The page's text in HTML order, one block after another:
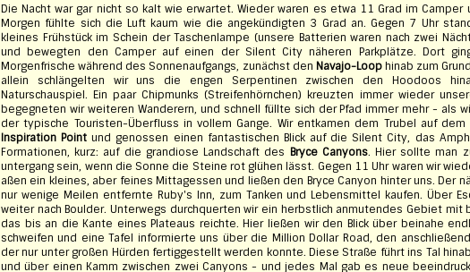
Die Nacht war gar nicht so kalt wie erwartet. Wieder waren es etwa 11 Grad im Camper
Morgen fühlte sich die Luft kaum wie die angekündigten 3 Grad an. Gegen 7 Uhr
kleines Frühstück im Schein der Taschenlampe (unsere Batterien waren nach zwei
und bewegten den Camper auf einen der Silent City näheren Parkplätze. Dort
Morgenfrische während des Sonnenaufgangs, zunächst den Navajo-Loophinab zum
allein schlängelten wir uns die engen Serpentinen zwischen den Hoodoos
Naturschauspiel. Ein paar Chipmunks (Streifenhörnchen) kreuzten immer wieder
begegneten wir weiteren Wanderern, und schnell füllte sich der Pfad immer mehr - als
der typische Touristen-Überfluss in vollem Gange. Wir entkamen dem Trubel auf dem
Inspiration Point und genossen einen fantastischen Blick auf die Silent City, das
Formationen, kurz: auf die grandiose Landschaft des Bryce Canyons. Hier sollte man
untergang sein, wenn die Sonne die Steine rot glühen lässt. Gegen 11 Uhr waren wir
aßen ein kleines, aber feines Mittagessen und ließen den Bryce Canyon hinter uns. Der
nur wenige Meilen entfernte Ruby's Inn, zum Tanken und Lebensmittel kaufen. Über
weiter nach Boulder. Unterwegs durchquerten wir ein herbstlich anmutendes Gebiet mit
das bis an die Kante eines Plateaus reichte. Hier ließen wir den Blick über beinahe
schweifen und eine Tafel informierte uns über die Million Dollar Road, den
der nur unter großen Hürden fertiggestellt werden konnte. Diese Straße führt ins Tal
und über einen Kamm zwischen zwei Canyons - und jedes Mal gab es neue